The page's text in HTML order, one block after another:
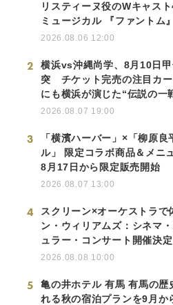
リスティーヌ役のWキャスト
ミュージカル 『ファントム』
2026.08.06 12:00
2
横浜vs沖縄尚学、8月10日
突 チケット完売の注目カ
にも横浜が演じた“伝説の一
2026.08.07 19:00
3
「横濱ハーバー」×「柳原良
ル」 限定コラボ商品＆メニ
8月17日から限定販売開始
2026.08.07 13:00
4
スクリーン×オーケストラで
ン・ウィリアムズ：シネマ
ュラー・コンサート開催決定
2026.08.08 10:00
5
亀の井ホテル 有馬 有馬の歴
れる秋の宿泊プランを9月か